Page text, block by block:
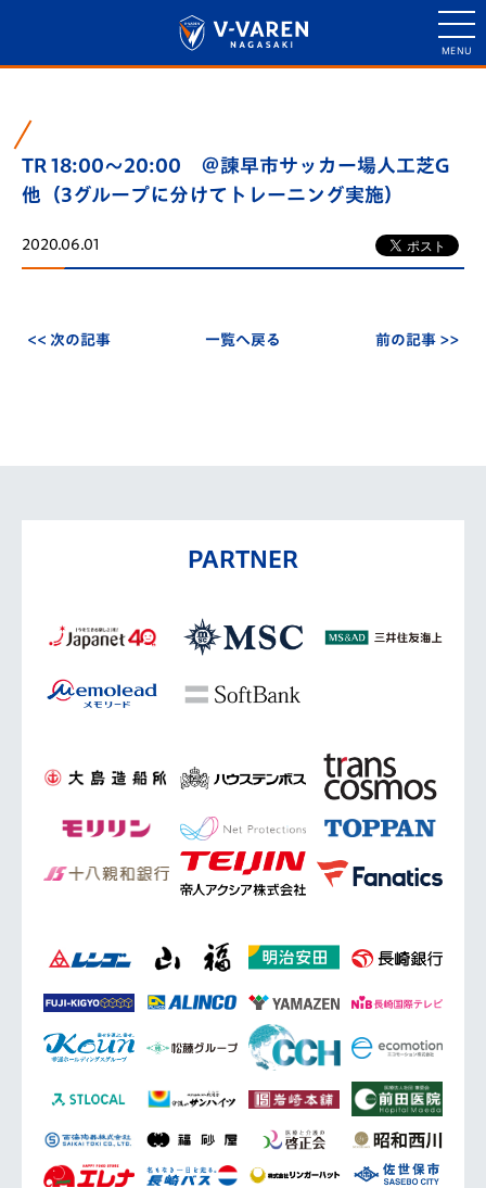
TR 18:00～20:00 ＠諫早市サッカー場人工芝G
他（3グループに分けてトレーニング実施）
2020.06.01
<< 次の記事 一覧へ戻る 前の記事 >>
PARTNER